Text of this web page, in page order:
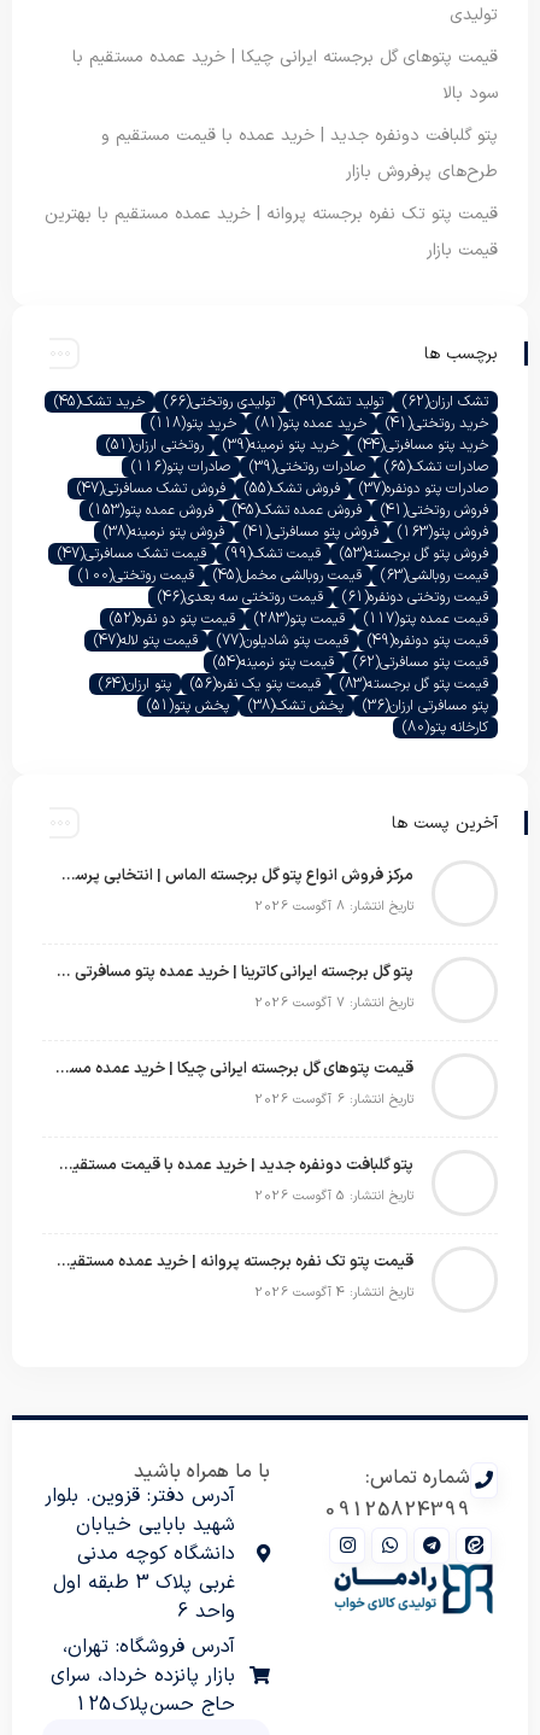
تولیدی
قیمت پتوهای گل برجسته ایرانی چیکا | خرید عمده مستقیم با
سود بالا
پتو گلبافت دونفره جدید | خرید عمده با قیمت مستقیم و
طرح‌های پرفروش بازار
قیمت پتو تک نفره برجسته پروانه | خرید عمده مستقیم با بهترین
قیمت بازار
برچسب ها
تشک ارزان(62) تولید تشک(49) تولیدی روتختی(66) خرید تشک(45)
خرید روتختی(41) خرید عمده پتو(81) خرید پتو(118)
خرید پتو مسافرتی(44) خرید پتو نرمینه(39) روتختی ارزان(51)
صادرات تشک(65) صادرات روتختی(39) صادرات پتو(116)
صادرات پتو دونفره(37) فروش تشک(55) فروش تشک مسافرتی(47)
فروش روتختی(41) فروش عمده تشک(45) فروش عمده پتو(153)
فروش پتو(163) فروش پتو مسافرتی(41) فروش پتو نرمینه(38)
فروش پتو گل برجسته(53) قیمت تشک(99) قیمت تشک مسافرتی(47)
قیمت روبالشی(63) قیمت روبالشی مخمل(45) قیمت روتختی(100)
قیمت روتختی دونفره(61) قیمت روتختی سه بعدی(46)
قیمت عمده پتو(117) قیمت پتو(283) قیمت پتو دو نفره(52)
قیمت پتو دونفره(49) قیمت پتو شادیلون(77) قیمت پتو لاله(47)
قیمت پتو مسافرتی(62) قیمت پتو نرمینه(54)
قیمت پتو گل برجسته(83) قیمت پتو یک نفره(56) پتو ارزان(64)
پتو مسافرتی ارزان(36) پخش تشک(38) پخش پتو(51)
کارخانه پتو(80)
آخرین پست ها
مرکز فروش انواع پتو گل برجسته الماس | انتخابی پرسود برای عمده‌فروشان
تاریخ انتشار: 8 آگوست 2026
پتو گل برجسته ایرانی کاترینا | خرید عمده پتو مسافرتی با قیمت تولیدی
تاریخ انتشار: 7 آگوست 2026
قیمت پتوهای گل برجسته ایرانی چیکا | خرید عمده مستقیم با سود بالا
تاریخ انتشار: 6 آگوست 2026
پتو گلبافت دونفره جدید | خرید عمده با قیمت مستقیم و طرح‌های پرفروش بازار
تاریخ انتشار: 5 آگوست 2026
قیمت پتو تک نفره برجسته پروانه | خرید عمده مستقیم با بهترین قیمت بازار
تاریخ انتشار: 4 آگوست 2026
شماره تماس:
09125824399
با ما همراه باشید
آدرس دفتر: قزوین. بلوار
شهید بابایی خیابان
دانشگاه کوچه مدنی
غربی پلاک 3 طبقه اول
واحد 6
آدرس فروشگاه: تهران،
بازار پانزده خرداد، سرای
حاج حسن پلاک 125